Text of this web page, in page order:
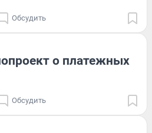
Обсудить
о платежных
Обсудить